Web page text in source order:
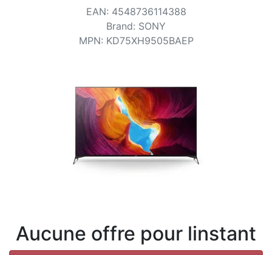
EAN: 4548736114388
Brand: SONY
MPN: KD75XH9505BAEP
Aucune offre pour linstant